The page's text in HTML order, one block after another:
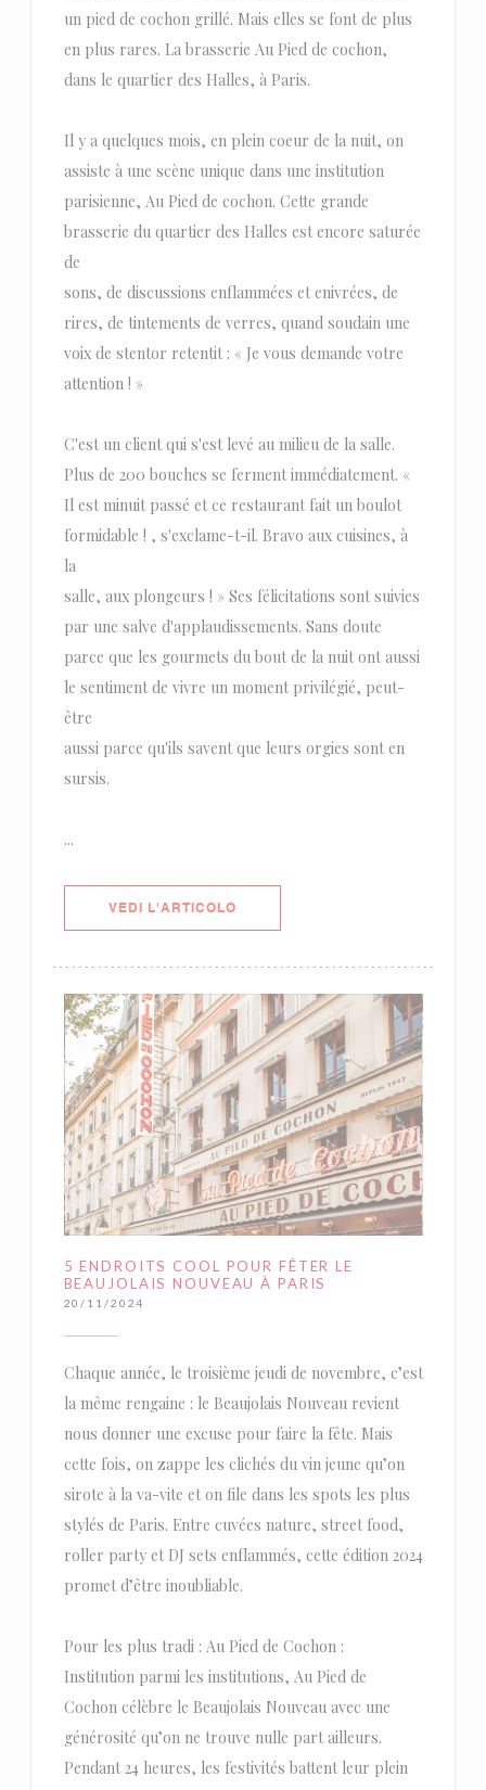
un pied de cochon grillé. Mais elles se font de plus
en plus rares. La brasserie Au Pied de cochon,
dans le quartier des Halles, à Paris.
Il y a quelques mois, en plein coeur de la nuit, on
assiste à une scène unique dans une institution
parisienne, Au Pied de cochon. Cette grande
brasserie du quartier des Halles est encore saturée
de
sons, de discussions enflammées et enivrées, de
rires, de tintements de verres, quand soudain une
voix de stentor retentit : « Je vous demande votre
attention ! »
C'est un client qui s'est levé au milieu de la salle.
Plus de 200 bouches se ferment immédiatement. «
Il est minuit passé et ce restaurant fait un boulot
formidable ! , s'exclame-t-il. Bravo aux cuisines, à
la
salle, aux plongeurs ! » Ses félicitations sont suivies
par une salve d'applaudissements. Sans doute
parce que les gourmets du bout de la nuit ont aussi
le sentiment de vivre un moment privilégié, peut-
être
aussi parce qu'ils savent que leurs orgies sont en
sursis.
...
VEDI L'ARTICOLO((APRE UNA NUOVA FINESTRA))
5 ENDROITS COOL POUR FÊTER LE
BEAUJOLAIS NOUVEAU À PARIS
20/11/2024
Chaque année, le troisième jeudi de novembre, c’est
la même rengaine : le Beaujolais Nouveau revient
nous donner une excuse pour faire la fête. Mais
cette fois, on zappe les clichés du vin jeune qu’on
sirote à la va-vite et on file dans les spots les plus
stylés de Paris. Entre cuvées nature, street food,
roller party et DJ sets enflammés, cette édition 2024
promet d’être inoubliable.
Pour les plus tradi : Au Pied de Cochon :
Institution parmi les institutions, Au Pied de
Cochon célèbre le Beaujolais Nouveau avec une
générosité qu’on ne trouve nulle part ailleurs.
Pendant 24 heures, les festivités battent leur plein